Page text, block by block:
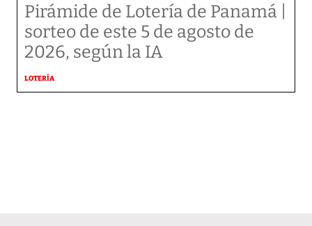
Pirámide de Lotería de Panamá |
sorteo de este 5 de agosto de
2026, según la IA
LOTERÍA